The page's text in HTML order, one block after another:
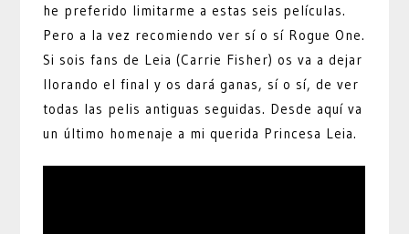
he preferido limitarme a estas seis películas.
Pero a la vez recomiendo ver sí o sí Rogue One.
Si sois fans de Leia (Carrie Fisher) os va a dejar
llorando el final y os dará ganas, sí o sí, de ver
todas las pelis antiguas seguidas. Desde aquí va
un último homenaje a mi querida Princesa Leia.